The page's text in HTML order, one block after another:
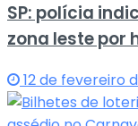
SP: polícia
zona leste por
12 de fevereiro